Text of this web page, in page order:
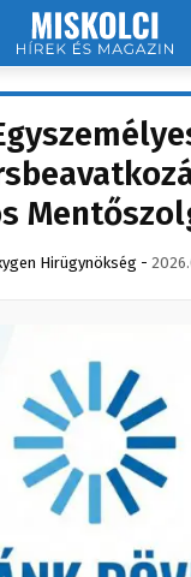
Hirügynökség -